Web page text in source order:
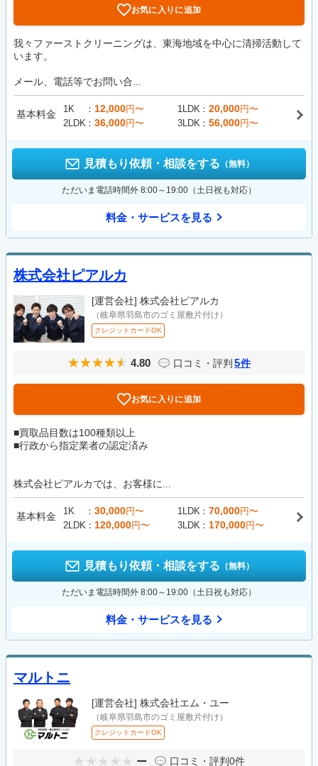
お気に入りに追加
我々ファーストクリーニングは、東海地域を中心に清掃活動して
います。
メール、電話等でお問い合...
基本料金 1K 12,000円〜 1LDK 20,000円〜
2LDK
36,000円〜 3LDK 56,000円〜
見積もり依頼・相談をする （無料）
ただいま電話時間外 8:00～19:00（土日祝も対応）
料金・サービスを見る
株式会社ピアルカ
[運営会社] 株式会社ピアルカ
（岐阜県羽島市のゴミ屋敷片付け）
クレジットカードOK
4.80 口コミ・評判 5件
お気に入りに追加
■買取品目数は100種類以上
■行政から指定業者の認定済み
株式会社ピアルカでは、お客様に...
基本料金 1K 30,000円〜 1LDK 70,000円〜
2LDK
120,000円〜 3LDK 170,000円〜
見積もり依頼・相談をする （無料）
ただいま電話時間外 8:00～19:00（土日祝も対応）
料金・サービスを見る
マルトニ
[運営会社] 株式会社エム・ユー
（岐阜県羽島市のゴミ屋敷片付け）
クレジットカードOK
ー 口コミ・評判0件